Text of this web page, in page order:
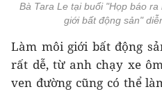
Bà Tara Le tại buổi "Họp báo
giới bất động sản"
Làm môi giới bất động
rất dễ, từ anh chạy xe
ven đường cũng có thể